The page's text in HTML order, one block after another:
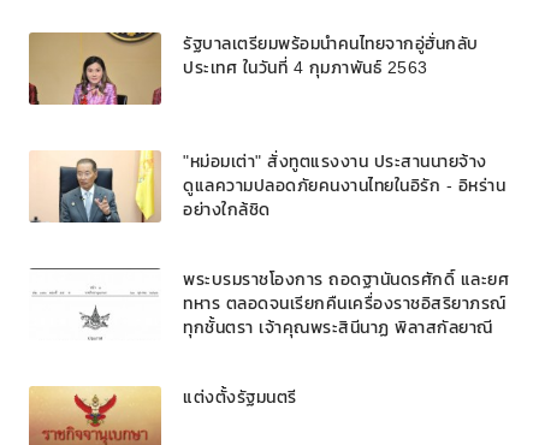
รัฐบาลเตรียมพร้อมนำคนไทยจากอู่ฮั่นกลับ
ประเทศ ในวันที่ 4 กุมภาพันธ์ 2563
"หม่อมเต่า" สั่งทูตแรงงาน ประสานนายจ้าง
ดูแลความปลอดภัยคนงานไทยในอิรัก - อิหร่าน
อย่างใกล้ชิด
พระบรมราชโองการ ถอดฐานันดรศักดิ์ และยศ
ทหาร ตลอดจนเรียกคืนเครื่องราชอิสริยาภรณ์
ทุกชั้นตรา เจ้าคุณพระสินีนาฏ พิลาสกัลยาณี
แต่งตั้งรัฐมนตรี